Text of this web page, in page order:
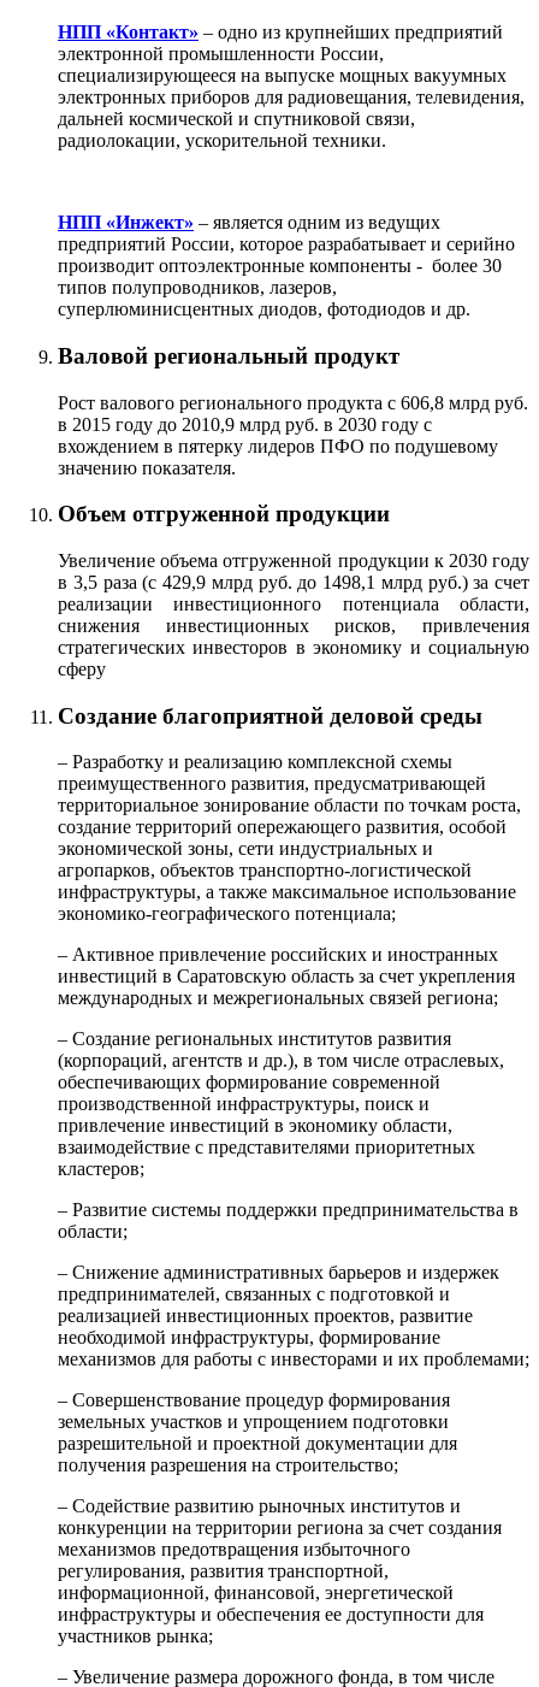
НПП «Контакт» – одно из крупнейших предприятий
электронной промышленности России,
специализирующееся на выпуске мощных вакуумных
электронных приборов для радиовещания, телевидения,
дальней космической и спутниковой связи,
радиолокации, ускорительной техники.
НПП «Инжект» – является одним из ведущих
предприятий России, которое разрабатывает и серийно
производит оптоэлектронные компоненты - более 30
типов полупроводников, лазеров,
суперлюминисцентных диодов, фотодиодов и др.
Валовой региональный продукт
Рост валового регионального продукта с 606,8 млрд руб.
в 2015 году до 2010,9 млрд руб. в 2030 году с
вхождением в пятерку лидеров ПФО по подушевому
значению показателя.
Объем отгруженной продукции
Увеличение объема отгруженной продукции к 2030 году
в 3,5 раза (с 429,9 млрд руб. до 1498,1 млрд руб.) за счет
реализации инвестиционного потенциала области,
снижения инвестиционных рисков, привлечения
стратегических инвесторов в экономику и социальную
сферу
Создание благоприятной деловой среды
– Разработку и реализацию комплексной схемы
преимущественного развития, предусматривающей
территориальное зонирование области по точкам роста,
создание территорий опережающего развития, особой
экономической зоны, сети индустриальных и
агропарков, объектов транспортно-логистической
инфраструктуры, а также максимальное использование
экономико-географического потенциала;
– Активное привлечение российских и иностранных
инвестиций в Саратовскую область за счет укрепления
международных и межрегиональных связей региона;
– Создание региональных институтов развития
(корпораций, агентств и др.), в том числе отраслевых,
обеспечивающих формирование современной
производственной инфраструктуры, поиск и
привлечение инвестиций в экономику области,
взаимодействие с представителями приоритетных
кластеров;
– Развитие системы поддержки предпринимательства в
области;
– Снижение административных барьеров и издержек
предпринимателей, связанных с подготовкой и
реализацией инвестиционных проектов, развитие
необходимой инфраструктуры, формирование
механизмов для работы с инвесторами и их проблемами;
– Совершенствование процедур формирования
земельных участков и упрощением подготовки
разрешительной и проектной документации для
получения разрешения на строительство;
– Содействие развитию рыночных институтов и
конкуренции на территории региона за счет создания
механизмов предотвращения избыточного
регулирования, развития транспортной,
информационной, финансовой, энергетической
инфраструктуры и обеспечения ее доступности для
участников рынка;
– Увеличение размера дорожного фонда, в том числе